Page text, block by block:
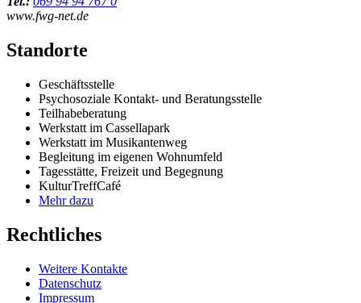
www.fwg-net.de
Standorte
Geschäftsstelle
Psychosoziale Kontakt- und Beratungsstelle
Teilhabeberatung
Werkstatt im Cassellapark
Werkstatt im Musikantenweg
Begleitung im eigenen Wohnumfeld
Tagesstätte, Freizeit und Begegnung
KulturTreffCafé
Mehr dazu
Rechtliches
Weitere Kontakte
Datenschutz
Impressum